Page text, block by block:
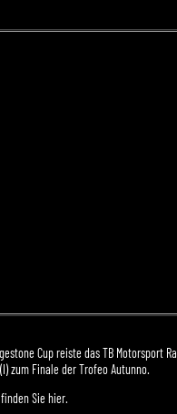
Cup reiste das TB Motorsport
zum Finale der Trofeo Autunno.
Sie hier.